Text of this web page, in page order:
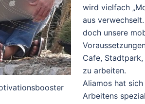
wird vielfach
aus
doch unsere
Cafe,
zu arbeiten.
Aliamos hat
Arbeitens